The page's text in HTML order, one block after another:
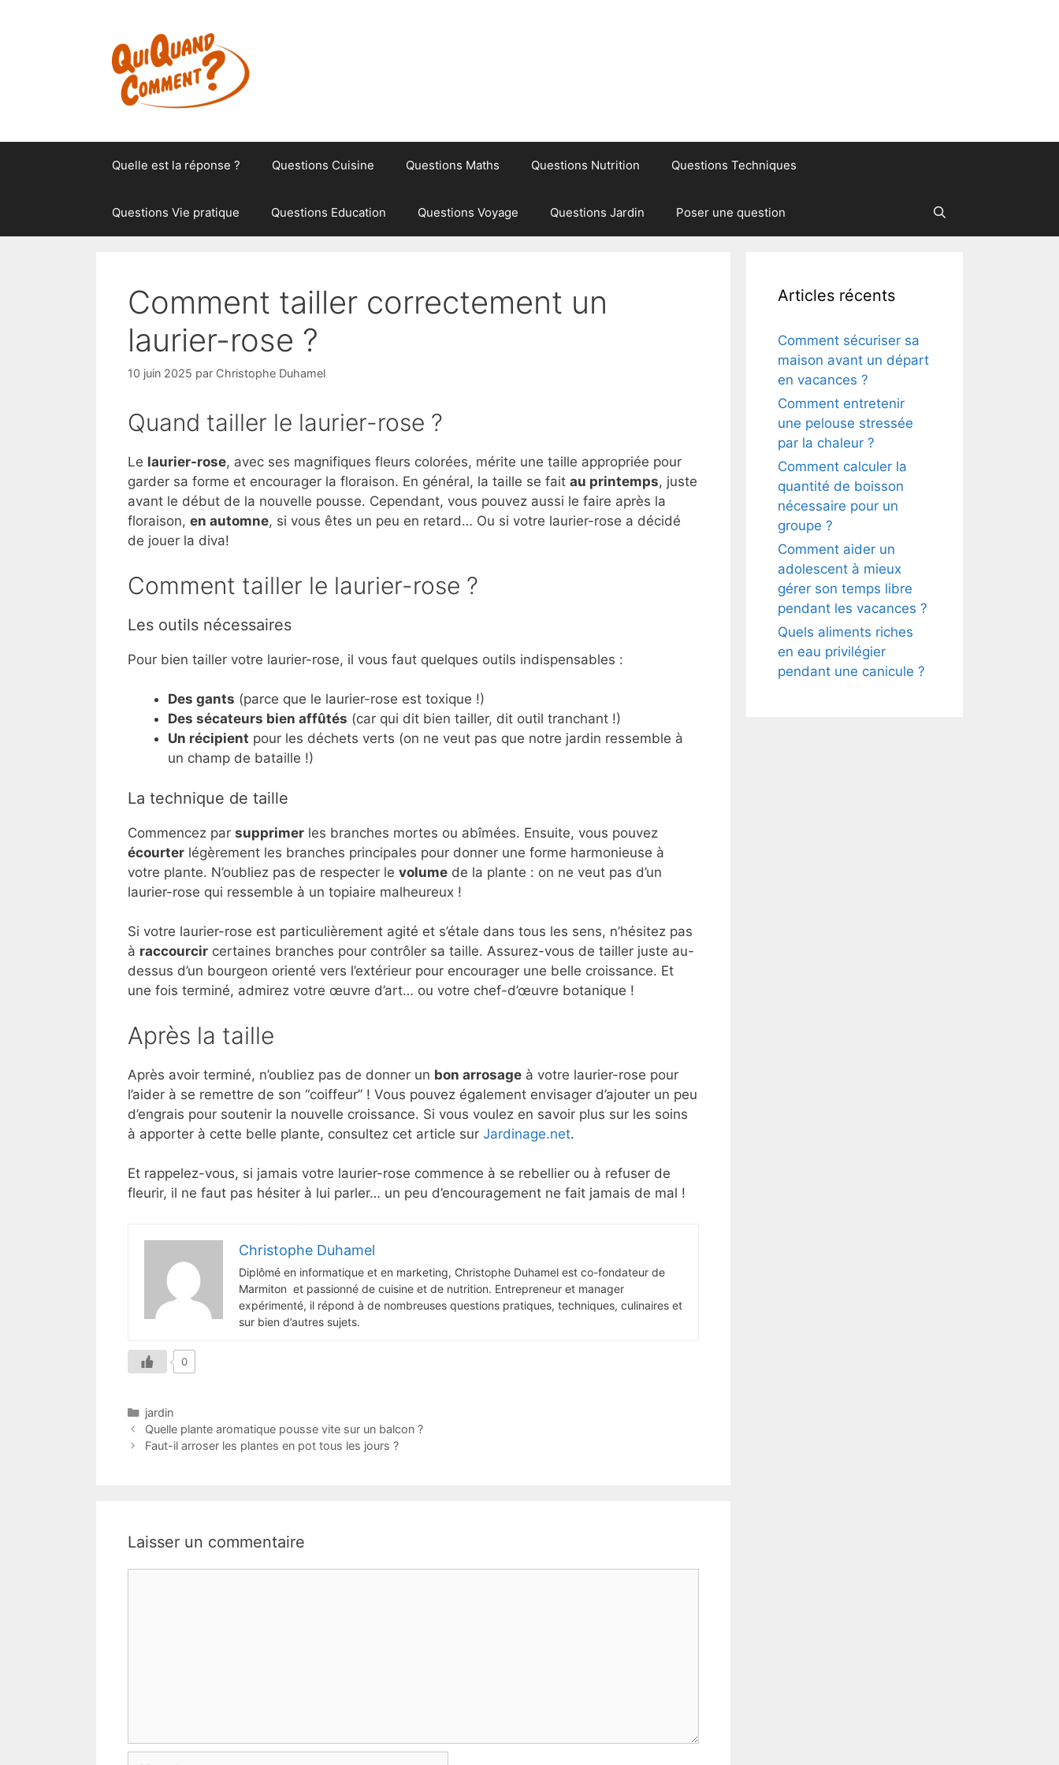
Quelle est la réponse ? Questions Cuisine Questions Maths Questions Nutrition Questions Techniques
Questions Vie pratique Questions Education Questions Voyage Questions Jardin Poser une question
Comment tailler correctement un
laurier-rose ?
10 juin 2025 par Christophe Duhamel
Quand tailler le laurier-rose ?
Le laurier-rose, avec ses magnifiques fleurs colorées, mérite une taille appropriée pour
garder sa forme et encourager la floraison. En général, la taille se fait au printemps, juste
avant le début de la nouvelle pousse. Cependant, vous pouvez aussi le faire après la
floraison, en automne, si vous êtes un peu en retard… Ou si votre laurier-rose a décidé
de jouer la diva!
Comment tailler le laurier-rose ?
Les outils nécessaires
Pour bien tailler votre laurier-rose, il vous faut quelques outils indispensables :
Des gants (parce que le laurier-rose est toxique !)
Des sécateurs bien affûtés (car qui dit bien tailler, dit outil tranchant !)
Un récipient pour les déchets verts (on ne veut pas que notre jardin ressemble à
un champ de bataille !)
La technique de taille
Commencez par supprimer les branches mortes ou abîmées. Ensuite, vous pouvez
écourter légèrement les branches principales pour donner une forme harmonieuse à
votre plante. N’oubliez pas de respecter le volume de la plante : on ne veut pas d’un
laurier-rose qui ressemble à un topiaire malheureux !
Si votre laurier-rose est particulièrement agité et s’étale dans tous les sens, n’hésitez pas
à raccourcir certaines branches pour contrôler sa taille. Assurez-vous de tailler juste au-
dessus d’un bourgeon orienté vers l’extérieur pour encourager une belle croissance. Et
une fois terminé, admirez votre œuvre d’art… ou votre chef-d’œuvre botanique !
Après la taille
Après avoir terminé, n’oubliez pas de donner un bon arrosage à votre laurier-rose pour
l’aider à se remettre de son “coiffeur” ! Vous pouvez également envisager d’ajouter un peu
d’engrais pour soutenir la nouvelle croissance. Si vous voulez en savoir plus sur les soins
à apporter à cette belle plante, consultez cet article sur Jardinage.net.
Et rappelez-vous, si jamais votre laurier-rose commence à se rebellier ou à refuser de
fleurir, il ne faut pas hésiter à lui parler… un peu d’encouragement ne fait jamais de mal !
Christophe Duhamel
Diplômé en informatique et en marketing, Christophe Duhamel est co-fondateur de
Marmiton et passionné de cuisine et de nutrition. Entrepreneur et manager
expérimenté, il répond à de nombreuses questions pratiques, techniques, culinaires et
sur bien d’autres sujets.
0
Catégories
jardin
Quelle plante aromatique pousse vite sur un balcon ?
Faut-il arroser les plantes en pot tous les jours ?
Laisser un commentaire
Articles récents
Comment sécuriser sa
maison avant un départ
en vacances ?
Comment entretenir
une pelouse stressée
par la chaleur ?
Comment calculer la
quantité de boisson
nécessaire pour un
groupe ?
Comment aider un
adolescent à mieux
gérer son temps libre
pendant les vacances ?
Quels aliments riches
en eau privilégier
pendant une canicule ?